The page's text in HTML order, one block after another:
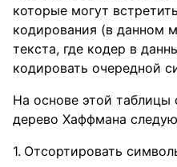
которые могут
кодирования (в данном
текста, где кодер в
кодировать очередной
На основе этой таблицы
дерево Хаффмана
Отсортировать